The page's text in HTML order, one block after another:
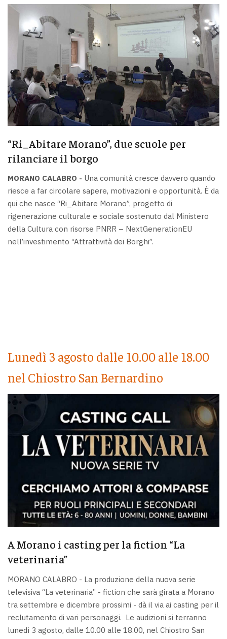
“Ri_Abitare Morano”, due scuole per
rilanciare il borgo
MORANO CALABRO - Una comunità cresce davvero quando
riesce a far circolare sapere, motivazioni e opportunità. È da
qui che nasce “Ri_Abitare Morano”, progetto di
rigenerazione culturale e sociale sostenuto dal Ministero
della Cultura con risorse PNRR – NextGenerationEU
nell’investimento “Attrattività dei Borghi”.
Lunedì 3 agosto dalle 10.00 alle 18.00
nel Chiostro San Bernardino
A Morano i casting per la fiction “La
veterinaria”
MORANO CALABRO - La produzione della nuova serie
televisiva “La veterinaria” - fiction che sarà girata a Morano
tra settembre e dicembre prossimi - dà il via ai casting per il
reclutamento di vari personaggi. Le audizioni si terranno
lunedì 3 agosto, dalle 10.00 alle 18.00, nel Chiostro San